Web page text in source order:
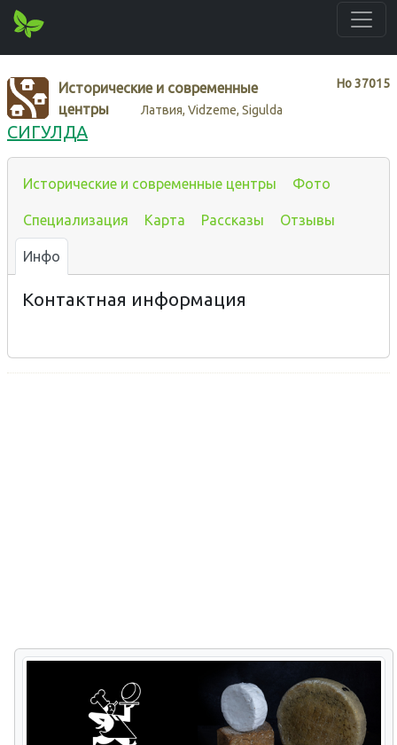
Нo37015
Исторические и современные
центры
Латвия, Vidzeme, Sigulda
СИГУЛДА
Исторические и современные центры Фото
Специализация Карта Рассказы Отзывы
Инфо
Контактная информация